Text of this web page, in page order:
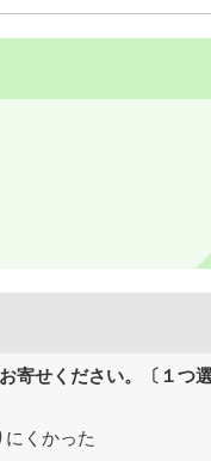
寄せください。〔１つ
にくかった